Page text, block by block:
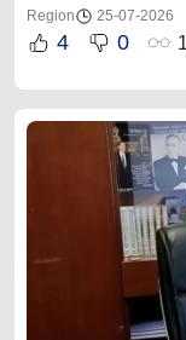
Region 25-07-2026
4 0